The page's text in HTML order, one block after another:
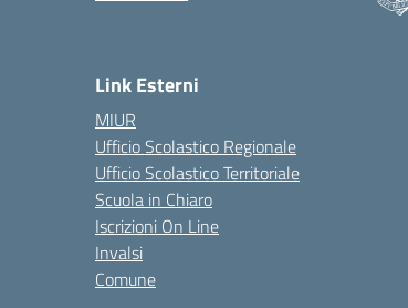
Link Esterni
MIUR
Ufficio Scolastico Regionale
Ufficio Scolastico Territoriale
Scuola in Chiaro
Iscrizioni On Line
Invalsi
Comune